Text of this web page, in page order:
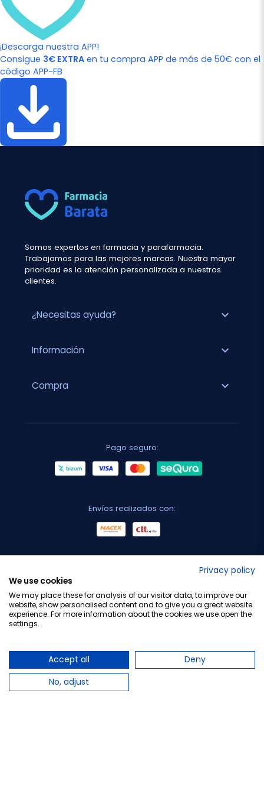
¡Descarga nuestra APP!
Consigue 3€ EXTRA en tu compra APP de más de 50€ con el
código APP-FB
Somos expertos en farmacia y parafarmacia.
Trabajamos para las mejores marcas. Nuestra mayor
prioridad es la atención personalizada a nuestros
clientes.
¿Necesitas ayuda? expand_more
Información expand_more
Compra expand_more
Pago seguro:
Envíos realizados con:
Privacy policy
We use cookies
We may place these for analysis of our visitor data, to improve our
website, show personalised content and to give you a great website
experience. For more information about the cookies we use open the
settings.
Accept all
Deny
No, adjust